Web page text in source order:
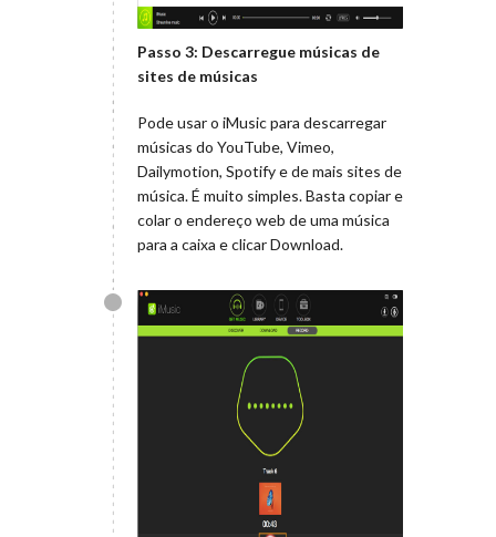
Passo 3: Descarregue músicas de
sites de músicas
Pode usar o iMusic para descarregar
músicas do YouTube, Vimeo,
Dailymotion, Spotify e de mais sites de
música. É muito simples. Basta copiar e
colar o endereço web de uma música
para a caixa e clicar Download.